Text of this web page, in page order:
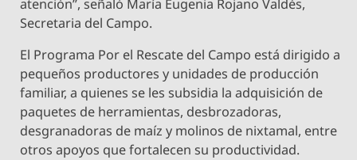
atención”, señaló María Eugenia Rojano Valdés,
Secretaria del Campo.
El Programa Por el Rescate del Campo está dirigido a
pequeños productores y unidades de producción
familiar, a quienes se les subsidia la adquisición de
paquetes de herramientas, desbrozadoras,
desgranadoras de maíz y molinos de nixtamal, entre
otros apoyos que fortalecen su productividad.